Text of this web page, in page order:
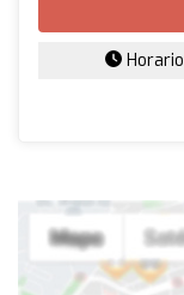
Horario